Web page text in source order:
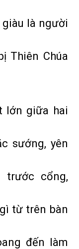
giàu là người
Thiên Chúa
lớn giữa hai
sướng, yên
trước cổng,
từ trên bàn
đến làm